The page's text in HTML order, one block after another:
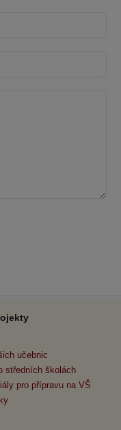
učebnic
středních školách
pro přípravu na VŠ